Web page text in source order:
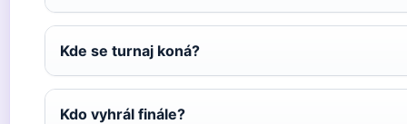
Kde se turnaj koná?
Kdo vyhrál finále?